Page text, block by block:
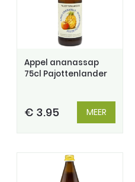
Appel ananassap
75cl Pajottenlander
€ 3.95 MEER